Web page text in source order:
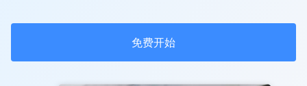
免费开始